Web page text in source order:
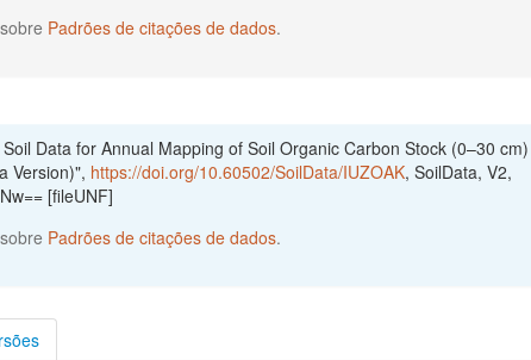
Padrões de citações de dados.
Data for Annual Mapping of Soil Organic Carbon Stock (0–30
Version)", https://doi.org/10.60502/SoilData/IUZOAK, SoilData, V2,
[fileUNF]
Padrões de citações de dados.